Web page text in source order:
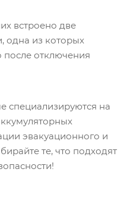
встроено две
одна из которых
после отключения
специализируются на
эвакуационного и
те, что подходят